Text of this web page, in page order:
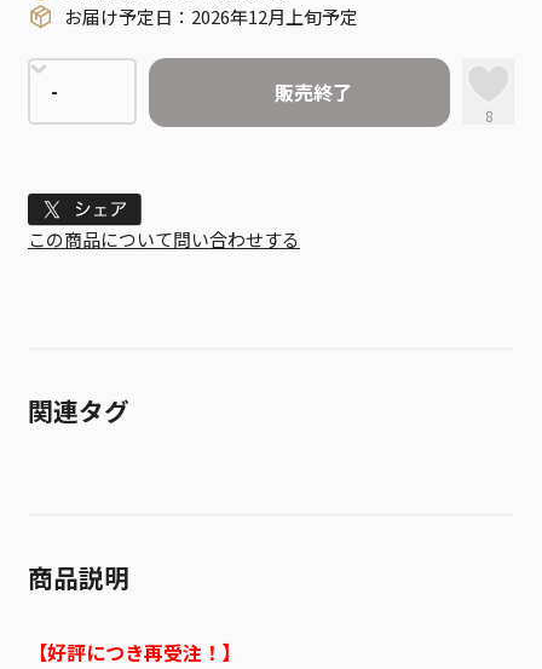
お届け予定日：2026年12月上旬予定
販売終了
8
Tweet
この商品について問い合わせする
関連タグ
商品説明
【好評につき再受注！】